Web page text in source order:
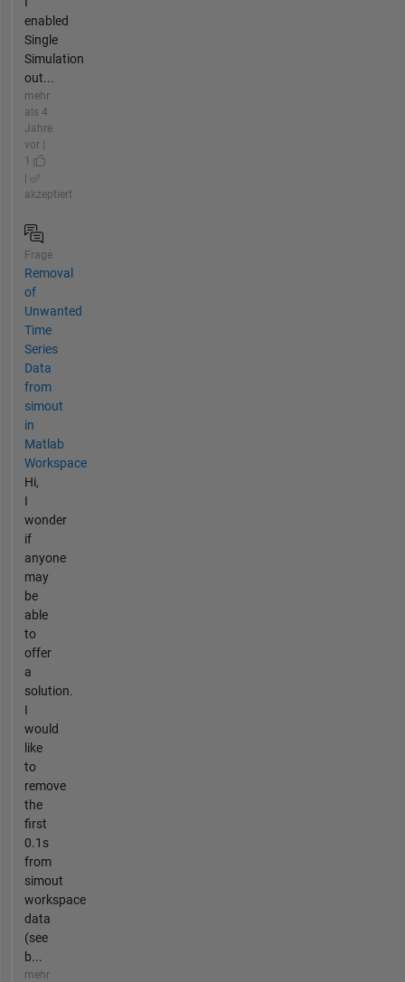
enabled
Single
Simulation
out...
mehr
als 4
Jahre
vor |
1
|
akzeptiert
Frage
Removal
of
Unwanted
Time
Series
Data
from
simout
in
Matlab
Workspace
Hi,
I
wonder
if
anyone
may
be
able
to
offer
a
solution.
I
would
like
to
remove
the
first
0.1s
from
simout
workspace
data
(see
b...
mehr